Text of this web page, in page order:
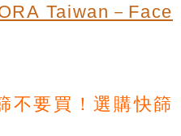
Taiwan－Face
不要買！選購快篩